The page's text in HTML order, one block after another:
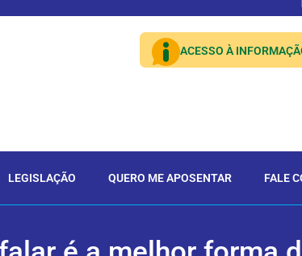
ACESSO À
LEGISLAÇÃO QUERO ME APOSENTAR FALE